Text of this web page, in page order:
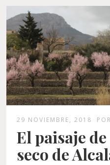
29 NOVIEMBRE, 2018 POR
El paisaje
seco de